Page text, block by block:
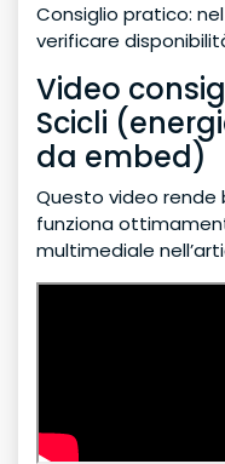
Consiglio pratico:
verificare
Video
Scicli
da embed)
Questo video rende
funziona
multimediale